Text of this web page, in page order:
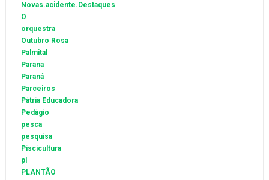
Novas.acidente.Destaques
O
orquestra
Outubro Rosa
Palmital
Parana
Paraná
Parceiros
Pátria Educadora
Pedágio
pesca
pesquisa
Piscicultura
pl
PLANTÃO